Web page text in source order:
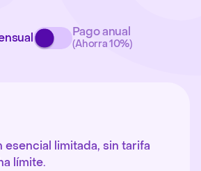
Pago anual
(Ahorra 10%)
esencial limitada, sin tarifa
límite.